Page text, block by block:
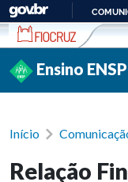
Ir para conteúdo
Ensino ENSP
Início
Relação